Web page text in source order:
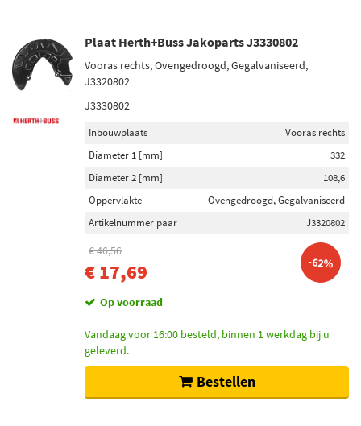
Plaat Herth+Buss Jakoparts J3330802
Vooras rechts, Ovengedroogd, Gegalvaniseerd,
J3320802
J3330802
Inbouwplaats
Vooras rechts
Diameter 1 [mm]
332
Diameter 2 [mm]
108,6
Oppervlakte
Ovengedroogd, Gegalvaniseerd
Artikelnummer paar
J3320802
€ 46,56
€ 17,69 -62%
Op voorraad
Vandaag voor 16:00 besteld, binnen 1 werkdag bij u
geleverd.
Bestellen